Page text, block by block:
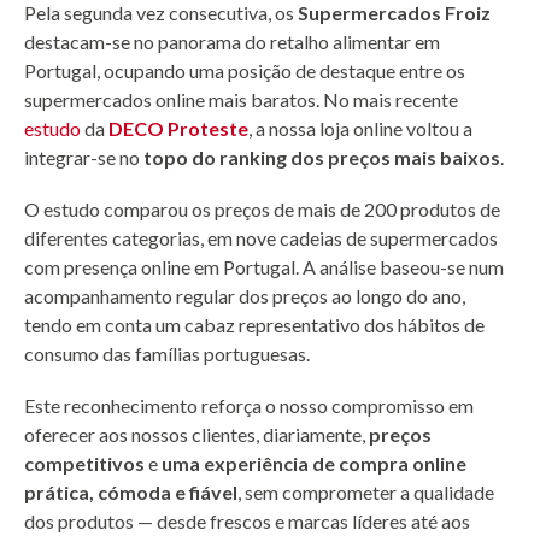
Pela segunda vez consecutiva, os Supermercados Froiz
destacam-se no panorama do retalho alimentar em
Portugal, ocupando uma posição de destaque entre os
supermercados online mais baratos. No mais recente
estudoda DECO Proteste, a nossa loja online voltou a
integrar-se no topo do ranking dos preços mais baixos.
O estudo comparou os preços de mais de 200 produtos de
diferentes categorias, em nove cadeias de supermercados
com presença online em Portugal. A análise baseou-se num
acompanhamento regular dos preços ao longo do ano,
tendo em conta um cabaz representativo dos hábitos de
consumo das famílias portuguesas.
Este reconhecimento reforça o nosso compromisso em
oferecer aos nossos clientes, diariamente, preços
competitivos e uma experiência de compra online
prática, cómoda e fiável, sem comprometer a qualidade
dos produtos — desde frescos e marcas líderes até aos